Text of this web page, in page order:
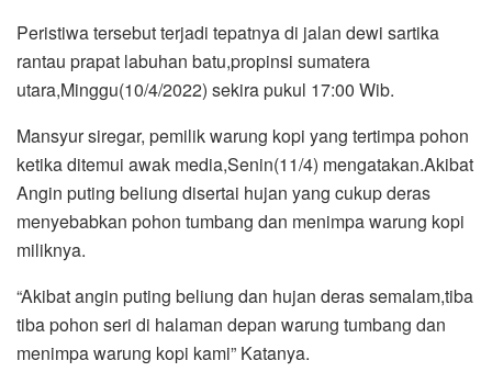
Peristiwa tersebut terjadi tepatnya di jalan dewi sartika
rantau prapat labuhan batu,propinsi sumatera
utara,Minggu(10/4/2022) sekira pukul 17:00 Wib.
Mansyur siregar, pemilik warung kopi yang tertimpa pohon
ketika ditemui awak media,Senin(11/4) mengatakan.Akibat
Angin puting beliung disertai hujan yang cukup deras
menyebabkan pohon tumbang dan menimpa warung kopi
miliknya.
“Akibat angin puting beliung dan hujan deras semalam,tiba
tiba pohon seri di halaman depan warung tumbang dan
menimpa warung kopi kami” Katanya.